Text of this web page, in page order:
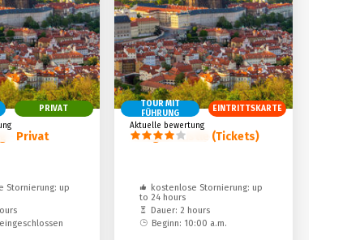
PRIVAT
- Privat
Stornierung: up
eingeschlossen
TOUR MIT
FÜHRUNG
EINTRITTSKARTE
Prague Castle (Tickets)
kostenlose Stornierung: up
to 24 hours
Dauer: 2 hours
Beginn: 10:00 a.m.
Aktuelle bewertung